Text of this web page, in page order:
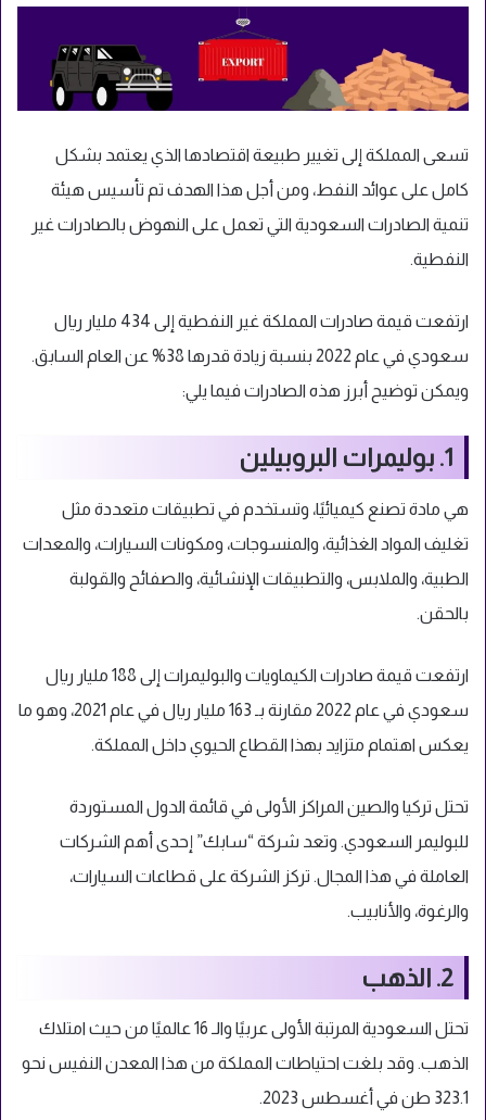
تسعى المملكة إلى تغيير طبيعة اقتصادها الذي يعتمد بشكل
كامل على عوائد النفط، ومن أجل هذا الهدف تم تأسيس هيئة
تنمية الصادرات السعودية التي تعمل على النهوض بالصادرات غير
النفطية.
ارتفعت قيمة صادرات المملكة غير النفطية إلى 434 مليار ريال
سعودي في عام 2022 بنسبة زيادة قدرها 38% عن العام السابق.
ويمكن توضيح أبرز هذه الصادرات فيما يلي:
1. بوليمرات البروبيلين
هي مادة تصنع كيميائيًا، وتستخدم في تطبيقات متعددة مثل
تغليف المواد الغذائية، والمنسوجات، ومكونات السيارات، والمعدات
الطبية، والملابس، والتطبيقات الإنشائية، والصفائح والقولبة
بالحقن.
ارتفعت قيمة صادرات الكيماويات والبوليمرات إلى 188 مليار ريال
سعودي في عام 2022 مقارنة بـ 163 مليار ريال في عام 2021، وهو ما
يعكس اهتمام متزايد بهذا القطاع الحيوي داخل المملكة.
تحتل تركيا والصين المراكز الأولى في قائمة الدول المستوردة
للبوليمر السعودي. وتعد شركة “سابك” إحدى أهم الشركات
العاملة في هذا المجال. تركز الشركة على قطاعات السيارات،
والرغوة، والأنابيب.
2. الذهب
تحتل السعودية المرتبة الأولى عربيًا والـ 16 عالميًا من حيث امتلاك
الذهب. وقد بلغت احتياطات المملكة من هذا المعدن النفيس نحو
323.1 طن في أغسطس 2023.